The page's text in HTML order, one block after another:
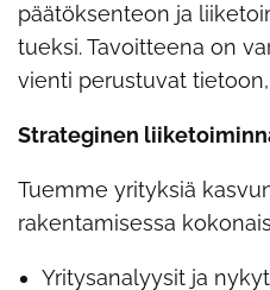
päätöksenteon ja
tueksi. Tavoitteena on
vienti perustuvat
Strateginen
Tuemme yrityksiä
rakentamisessa
Yritysanalyysit ja